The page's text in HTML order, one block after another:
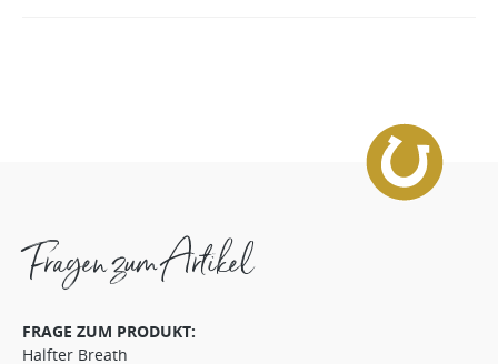
Fragen zum Artikel
FRAGE ZUM PRODUKT:
Halfter Breath